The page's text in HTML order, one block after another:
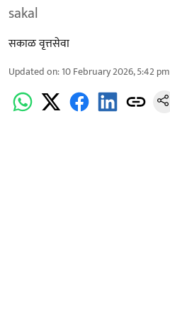
sakal
सकाळ वृत्तसेवा
Updated on:10 February 2026, 5:42 pm